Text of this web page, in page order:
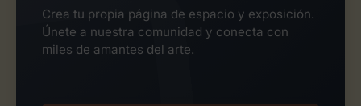
Crea tu propia página de espacio y exposición.
Únete a nuestra comunidad y conecta con
miles de amantes del arte.